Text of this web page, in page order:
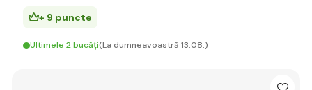
+ 9 puncte
Ultimele 2 bucăți(La dumneavoastră 13.08.)